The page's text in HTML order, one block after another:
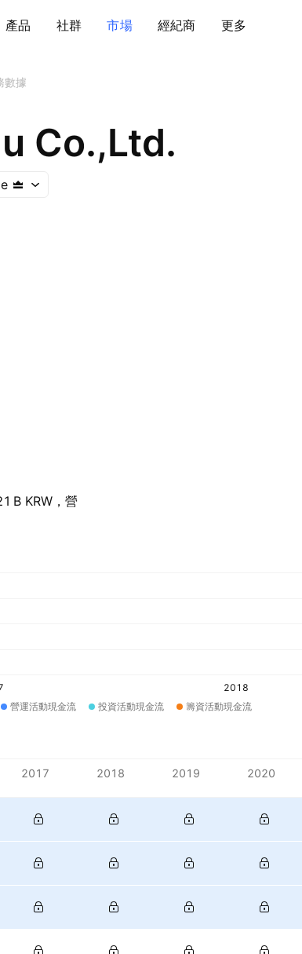
產品 社群 市場 經紀商 更多
數據
Co.,Ltd.
B‬ KRW，營
2018
營運活動現金流
投資活動現金流 籌資活動現金流
2017 2018 2019 2020